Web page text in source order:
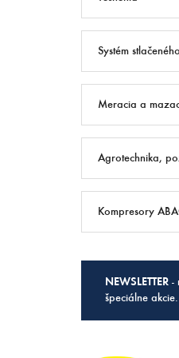
Systém
Meracia a
Agrotechnika,
Kompresory
NEWSLETTER -
špeciálne akcie.